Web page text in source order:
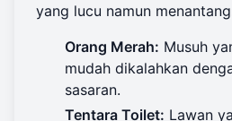
yang lucu namun
Orang Merah: Musuh
mudah dikalahkan
sasaran.
Tentara Toilet: Lawan